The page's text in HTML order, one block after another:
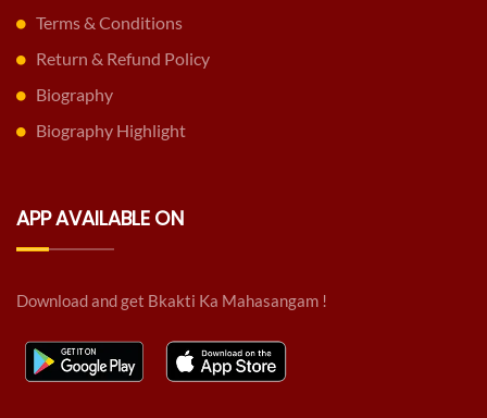
Terms & Conditions
Return & Refund Policy
Biography
Biography Highlight
APP AVAILABLE ON
Download and get Bkakti Ka Mahasangam !